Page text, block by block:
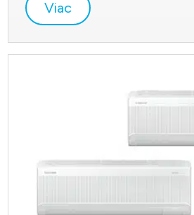
Viac